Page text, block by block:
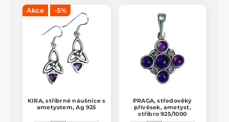
Akce -5%
KIRA, stříbrné náušnice s
ametystem, Ag 925
PRAGA, středověký
přívěsek, ametyst,
stříbro 925/1000